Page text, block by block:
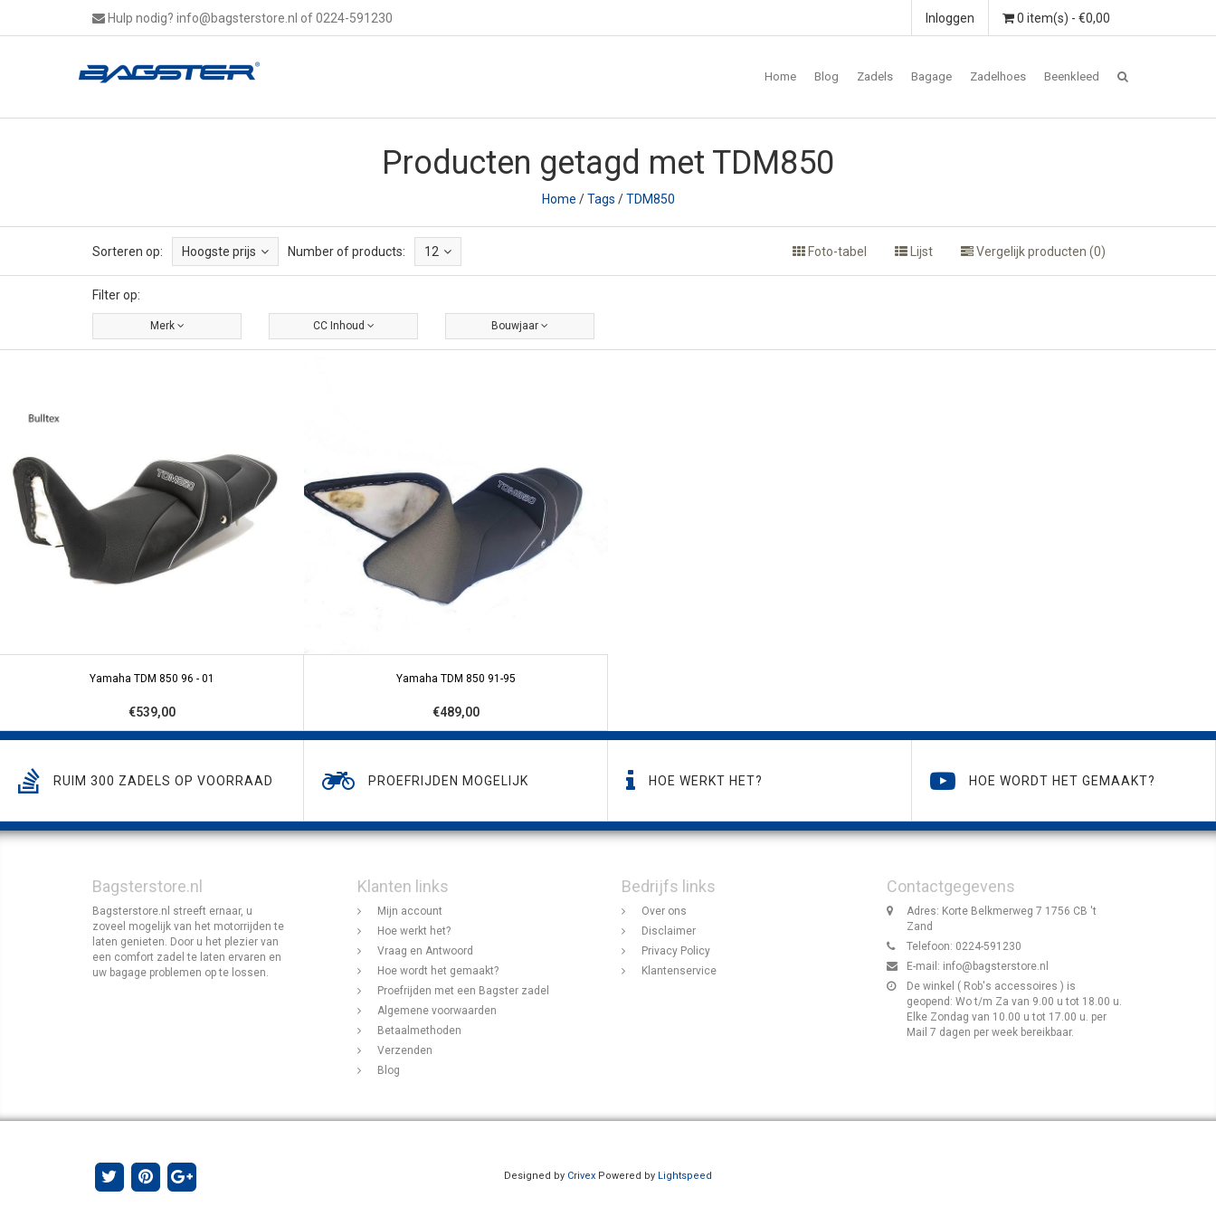
Hulp nodig? info@bagsterstore.nl of 0224-591230 0 item(s) - €0,00
Inloggen
Home Blog Zadels Bagage Zadelhoes Beenkleed
Producten getagd met TDM850
Home /Tags /TDM850
Sorteren op: Hoogste prijs Number of products: 12 Foto-tabel Lijst Vergelijk producten (0)
Filter op:
Merk CC Inhoud Bouwjaar
Yamaha TDM 850 96 - 01
€539,00
Yamaha TDM 850 91-95
€489,00
RUIM 300 ZADELS OP VOORRAAD PROEFRIJDEN MOGELIJK HOE WERKT HET? HOE WORDT HET GEMAAKT?
Bagsterstore.nl
Bagsterstore.nl streeft ernaar, u
zoveel mogelijk van het motorrijden te
laten genieten. Door u het plezier van
een comfort zadel te laten ervaren en
uw bagage problemen op te lossen.
Klanten links
Mijn account
Hoe werkt het?
Vraag en Antwoord
Hoe wordt het gemaakt?
Proefrijden met een Bagster zadel
Algemene voorwaarden
Betaalmethoden
Verzenden
Blog
Bedrijfs links
Over ons
Disclaimer
Privacy Policy
Klantenservice
Contactgegevens
Adres: Korte Belkmerweg 7 1756 CB 't
Zand
Telefoon: 0224-591230
E-mail: info@bagsterstore.nl
De winkel ( Rob's accessoires ) is
geopend: Wo t/m Za van 9.00 u tot 18.00 u.
Elke Zondag van 10.00 u tot 17.00 u. per
Mail 7 dagen per week bereikbaar.
Designed by Crivex Powered by Lightspeed